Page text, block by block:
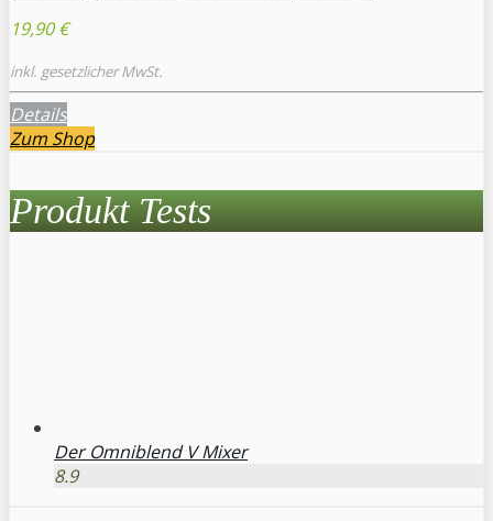
19,90 €
inkl. gesetzlicher MwSt.
Details
Zum Shop
Produkt Tests
Der Omniblend V Mixer
8.9